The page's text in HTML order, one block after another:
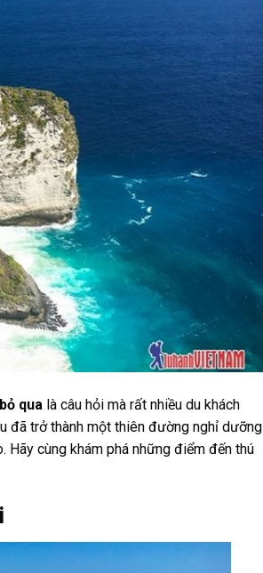
qua là câu hỏi mà rất nhiều du khách
đã trở thành một thiên đường nghỉ dưỡng
cùng khám phá những điểm đến thú